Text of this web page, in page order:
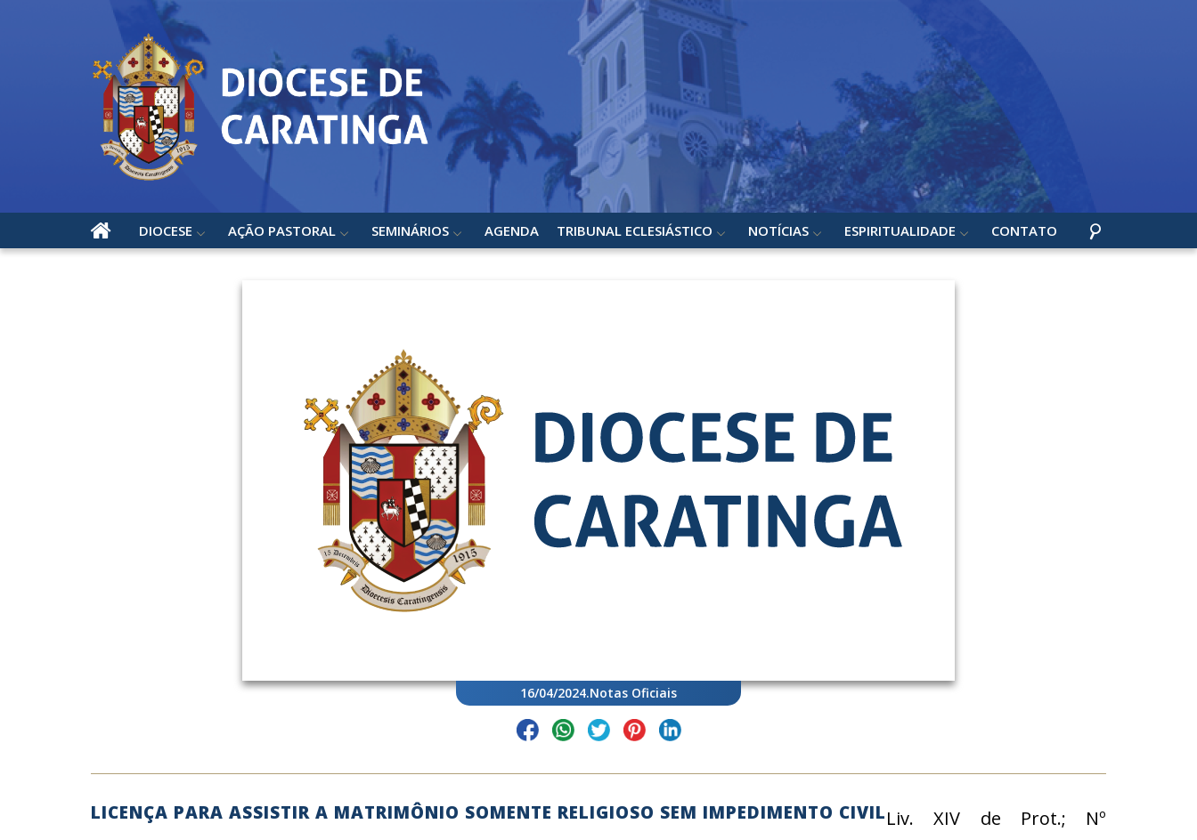
DIOCESE AÇÃO PASTORAL SEMINÁRIOS AGENDA TRIBUNAL ECLESIÁSTICO NOTÍCIAS ESPIRITUALIDADE CONTATO
16/04/2024.Notas Oficiais
LICENÇA PARA ASSISTIR A MATRIMÔNIO SOMENTE RELIGIOSO SEM IMPEDIMENTO CIVILLiv. XIV de Prot.; Nº